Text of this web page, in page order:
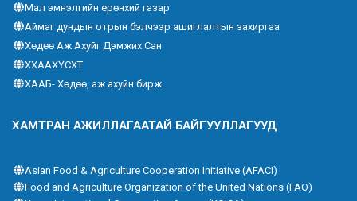
Мал эмнэлгийн ерөнхий газар
Аймаг дундын отрын бэлчээр ашиглалтын захиргаа
Хөдөө Аж Ахуйг Дэмжих Сан
ХХААХҮСХТ
ХААБ- Хөдөө, аж ахуйн бирж
ХАМТРАН АЖИЛЛАГААТАЙ БАЙГУУЛЛАГУУД
Asian Food & Agriculture Cooperation Initiative (AFACI)
Food and Agriculture Organization of the United Nations (FAO)